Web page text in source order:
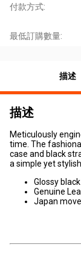
付款方式:
最低訂購數量:
描述
描述
Meticulously
time. The
case and black
a simple yet stylish
Glossy black
Genuine
Japan